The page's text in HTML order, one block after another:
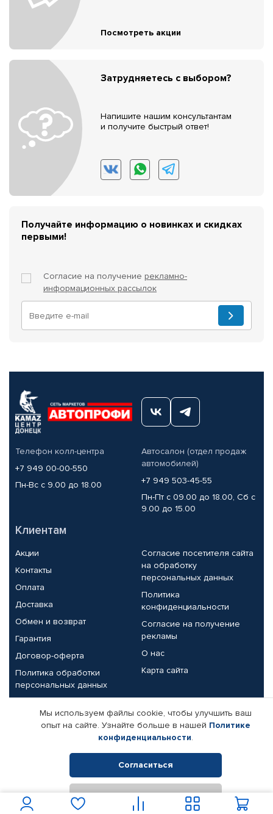
Посмотреть акции
Затрудняетесь с выбором?
Напишите нашим консультантам
и получите быстрый ответ!
Получайте информацию о новинках и скидках
первыми!
Согласие на получение рекламно-
информационных рассылок
Телефон колл-центра
+7 949 00-00-550
Пн-Вс с 9.00 до 18.00
Автосалон (отдел продаж
автомобилей)
+7 949 503-45-55
Пн-Пт с 09.00 до 18.00, Сб с
9.00 до 15.00
Клиентам
Акции
Контакты
Оплата
Доставка
Обмен и возврат
Гарантия
Договор-оферта
Политика обработки
персональных данных
Согласие посетителя сайта
на обработку
персональных данных
Политика
конфиденциальности
Согласие на получение
рекламы
О нас
Карта сайта
Партнерам
Корпоративным клиентам
Поставщикам
Реквизиты компании
© КАМАЗ ЦЕНТР ДОНЕЦК, 2015-2026. Все права защищены.
Интернет-магазин автомобильных товаров Автопрофи.
Мы используем файлы cookie, чтобы улучшить ваш
опыт на сайте. Узнайте больше в нашей Политике
конфиденциальности.
Согласиться
Отклонить